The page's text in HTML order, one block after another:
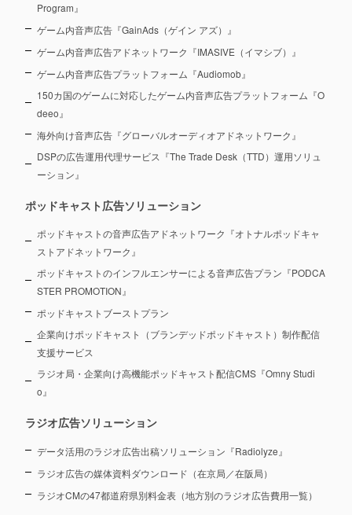
Program』
ゲーム内音声広告『GainAds（ゲイン アズ）』
ゲーム内音声広告アドネットワーク『IMASIVE（イマシブ）』
ゲーム内音声広告プラットフォーム『Audiomob』
150カ国のゲームに対応したゲーム内音声広告プラットフォーム『O
deeo』
海外向け音声広告『グローバルオーディオアドネットワーク』
DSPの広告運用代理サービス『The Trade Desk（TTD）運用ソリュ
ーション』
ポッドキャスト広告ソリューション
ポッドキャストの音声広告アドネットワーク『オトナルポッドキャ
ストアドネットワーク』
ポッドキャストのインフルエンサーによる音声広告プラン『PODCA
STER PROMOTION』
ポッドキャストブーストプラン
企業向けポッドキャスト（ブランデッドポッドキャスト）制作配信
支援サービス
ラジオ局・企業向け高機能ポッドキャスト配信CMS『Omny Studi
o』
ラジオ広告ソリューション
データ活用のラジオ広告出稿ソリューション『Radiolyze』
ラジオ広告の媒体資料ダウンロード（在京局／在阪局）
ラジオCMの47都道府県別料金表（地方別のラジオ広告費用一覧）